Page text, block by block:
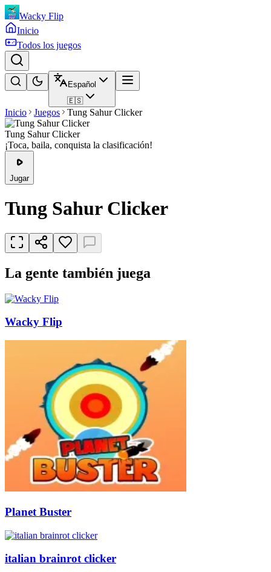
Wacky Flip
Inicio
Todos los juegos
Español
🇪🇸
Inicio Juegos Tung Sahur Clicker
Tung Sahur Clicker
¡Toca, baila, conquista la clasificación!
Jugar
Tung Sahur Clicker
La gente también juega
Wacky Flip
Planet Buster
italian brainrot clicker